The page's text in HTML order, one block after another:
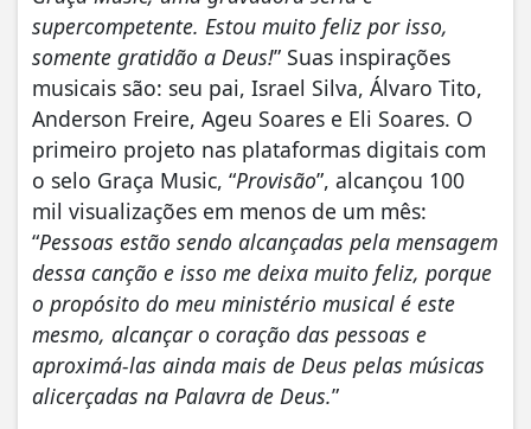
supercompetente. Estou muito feliz por isso,
somente gratidão a Deus!” Suas inspirações
musicais são: seu pai, Israel Silva, Álvaro Tito,
Anderson Freire, Ageu Soares e Eli Soares. O
primeiro projeto nas plataformas digitais com
o selo Graça Music, “Provisão”, alcançou 100
mil visualizações em menos de um mês:
“Pessoas estão sendo alcançadas pela mensagem
dessa canção e isso me deixa muito feliz, porque
o propósito do meu ministério musical é este
mesmo, alcançar o coração das pessoas e
aproximá-las ainda mais de Deus pelas músicas
alicerçadas na Palavra de Deus.”